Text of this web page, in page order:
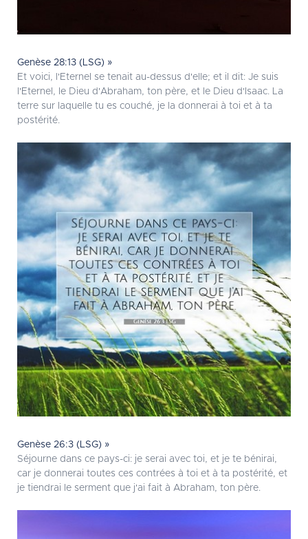
Genèse 28:13 (LSG) »
Et voici, l'Eternel se tenait au-dessus d'elle; et il dit: Je suis
l'Eternel, le Dieu d'Abraham, ton père, et le Dieu d'Isaac. La
terre sur laquelle tu es couché, je la donnerai à toi et à ta
postérité.
Genèse 26:3 (LSG) »
Séjourne dans ce pays-ci: je serai avec toi, et je te bénirai,
car je donnerai toutes ces contrées à toi et à ta postérité, et
je tiendrai le serment que j'ai fait à Abraham, ton père.